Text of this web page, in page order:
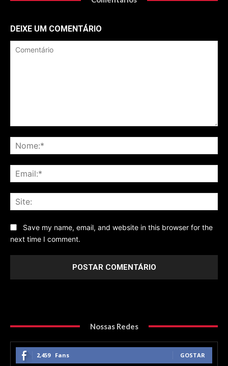
DEIXE UM COMENTÁRIO
Save my name, email, and website in this browser for the
next time I comment.
Nossas Redes
2,459 Fans GOSTAR